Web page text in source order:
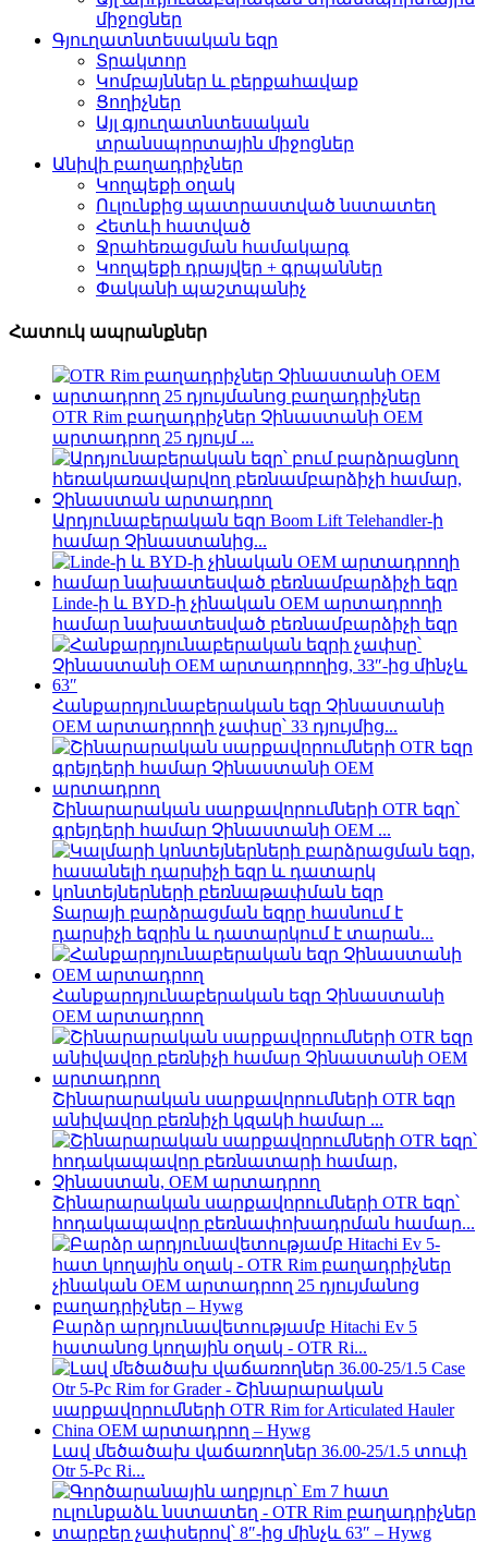
միջոցներ
Գյուղատնտեսական եզր
Տրակտոր
Կոմբայններ և բերքահավաք
Ցողիչներ
Այլ գյուղատնտեսական
տրանսպորտային միջոցներ
Անիվի բաղադրիչներ
Կողպեքի օղակ
Ուլունքից պատրաստված նստատեղ
Հետևի հատված
Ջրահեռացման համակարգ
Կողպեքի դրայվեր + գրպաններ
Փականի պաշտպանիչ
Հատուկ ապրանքներ
OTR Rim բաղադրիչներ Չինաստանի OEM
արտադրող 25 դյույմ ...
Արդյունաբերական եզր Boom Lift Telehandler-ի
համար Չինաստանից...
Linde-ի և BYD-ի չինական OEM արտադրողի
համար նախատեսված բեռնամբարձիչի եզր
Հանքարդյունաբերական եզր Չինաստանի
OEM արտադրողի չափսը՝ 33 դյույմից...
Շինարարական սարքավորումների OTR եզր՝
գրեյդերի համար Չինաստանի OEM ...
Տարայի բարձրացման եզրը հասնում է
դարսիչի եզրին և դատարկում է տարան...
Հանքարդյունաբերական եզր Չինաստանի
OEM արտադրող
Շինարարական սարքավորումների OTR եզր
անիվավոր բեռնիչի կզակի համար ...
Շինարարական սարքավորումների OTR եզր՝
հոդակապավոր բեռնափոխադրման համար...
Բարձր արդյունավետությամբ Hitachi Ev 5
հատանոց կողային օղակ - OTR Ri...
Լավ մեծածախ վաճառողներ 36.00-25/1.5 տուփ
Otr 5-Pc Ri...